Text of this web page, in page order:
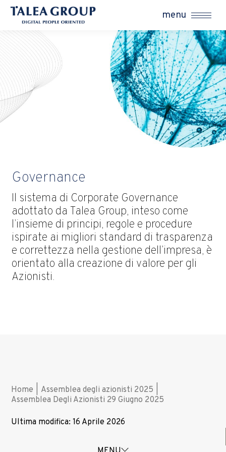
menu
Governance
Il sistema di Corporate Governance
adottato da Talea Group, inteso come
l’insieme di principi, regole e procedure
ispirate ai migliori standard di trasparenza
e correttezza nella gestione dell’impresa, è
orientato alla creazione di valore per gli
Azionisti.
Home Assemblea degli azionisti 2025
Assemblea Degli Azionisti 29 Giugno 2025
Ultima modifica: 16 Aprile 2026